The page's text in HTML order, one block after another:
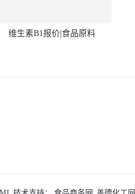
维生素B1报价|食品原料